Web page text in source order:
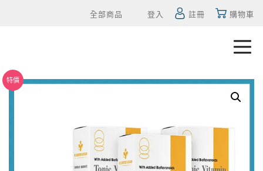
全部商品 登入 註冊 購物車
特價